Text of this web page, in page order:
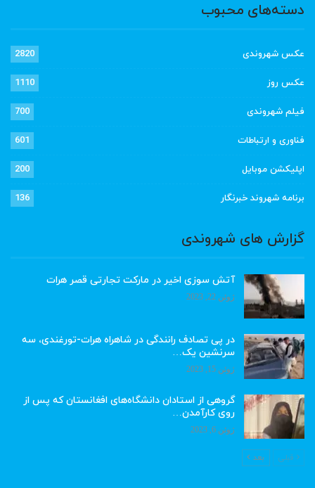
دسته‌های محبوب
عکس شهروندی 2820
عکس روز 1110
فیلم شهروندی 700
فناوری و ارتباطات 601
اپلیکشن موبایل 200
برنامه شهروند خبرنگار 136
گزارش های شهروندی
آتش سوزی اخیر در مارکت تجارتی قصر هرات
ژوئن 22, 2023
در پی تصادف رانندگی در شاهراه هرات-تورغندی، سه
سرنشین یک…
ژوئن 15, 2023
گروهی از استادان دانشگاه‌های افغانستان که پس از
روی کارآمدن…
ژوئن 6, 2023
قبلی بعد